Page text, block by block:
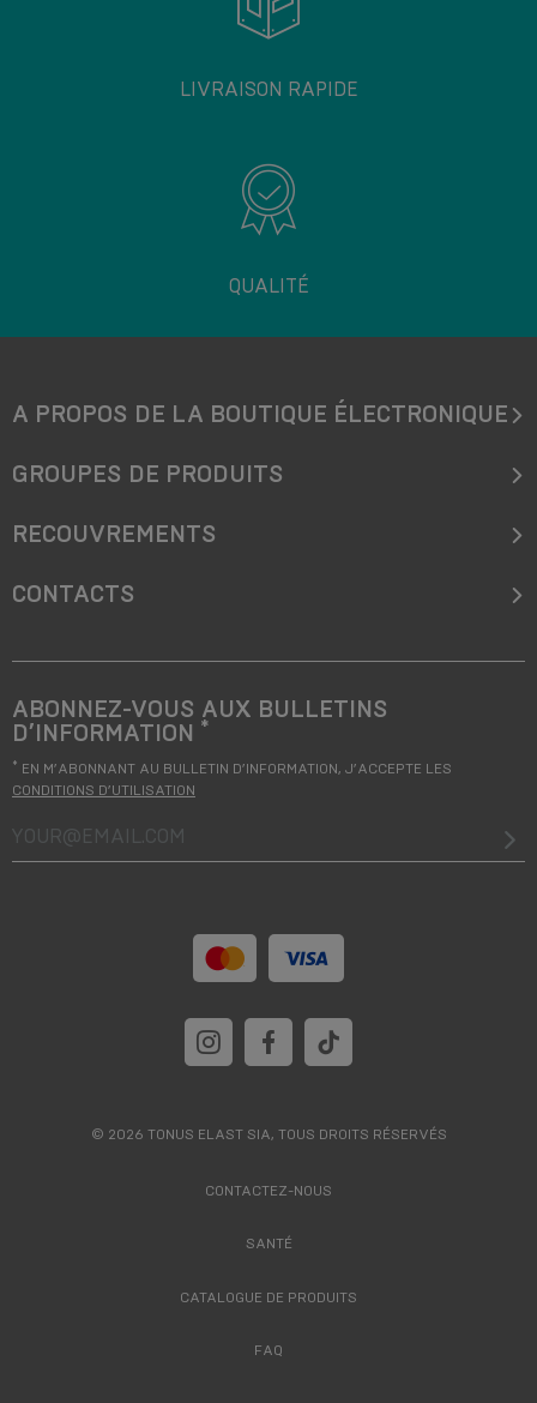
LIVRAISON RAPIDE
QUALITÉ
A PROPOS DE LA BOUTIQUE ÉLECTRONIQUE
GROUPES DE PRODUITS
RECOUVREMENTS
CONTACTS
ABONNEZ-VOUS AUX BULLETINS
D’INFORMATION *
* EN M’ABONNANT AU BULLETIN D’INFORMATION, J’ACCEPTE LES
CONDITIONS D’UTILISATION
your@email.com
© 2026 TONUS ELAST SIA, TOUS DROITS RÉSERVÉS
CONTACTEZ-NOUS
SANTÉ
CATALOGUE DE PRODUITS
FAQ